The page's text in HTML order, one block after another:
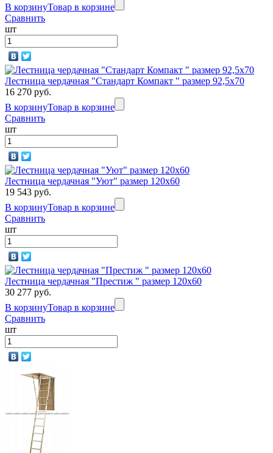
В корзинуТовар в корзине
Сравнить
шт
Лестница чердачная "Стандарт Компакт " размер 92,5х70
16 270 руб.
В корзинуТовар в корзине
Сравнить
шт
Лестница чердачная "Уют" размер 120х60
19 543 руб.
В корзинуТовар в корзине
Сравнить
шт
Лестница чердачная "Престиж " размер 120х60
30 277 руб.
В корзинуТовар в корзине
Сравнить
шт